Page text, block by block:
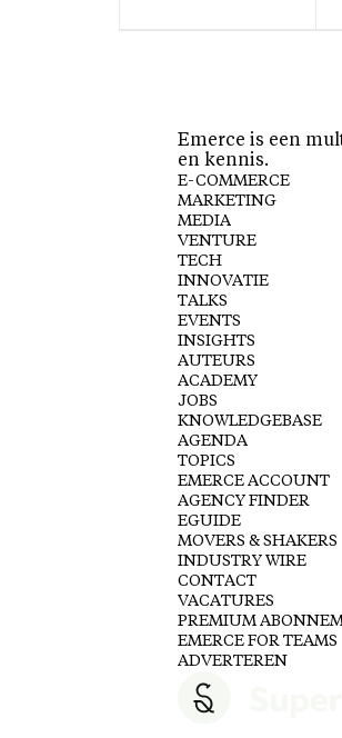
Emerce is een
en kennis.
E-COMMERCE
MARKETING
MEDIA
VENTURE
TECH
INNOVATIE
TALKS
EVENTS
INSIGHTS
AUTEURS
ACADEMY
JOBS
KNOWLEDGEBASE
AGENDA
TOPICS
EMERCE ACCOUNT
AGENCY FINDER
EGUIDE
MOVERS & SHAKERS
INDUSTRY WIRE
CONTACT
VACATURES
PREMIUM
EMERCE FOR TEAMS
ADVERTEREN